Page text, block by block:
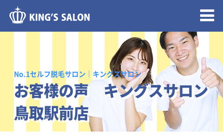
No.1セルフ脱毛サロン｜キングスサロン
お客様の声 キングスサロン
鳥取駅前店